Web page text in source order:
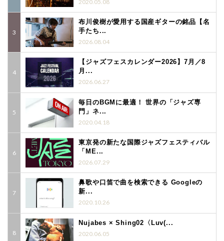
2020.05.08
布川俊樹が愛用する国産ギターの銘品【名
手たち...
2026.08.04
【ジャズフェスカレンダー2026】7月／8
月...
2026.06.27
毎日のBGMに最適！ 世界の「ジャズ専
門」ネ...
2020.04.18
東京発の新たな国際ジャズフェスティバル
「ME...
2026.07.29
鼻歌や口笛で曲を検索できる Googleの
新...
2020.10.26
Nujabes × Shing02〈Luv(...
2020.06.05